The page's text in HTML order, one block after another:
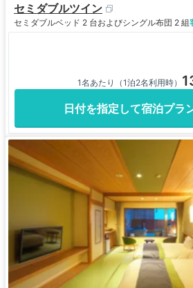
セミダブルツイン
セミダブルベッド 2 台およびシングル布団 2 組
1名あたり（1泊2名利用時）
日付を指定して宿泊プラ